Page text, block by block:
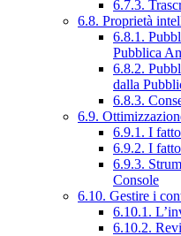
6.7.3.
6.8. Proprietà
6.8.1.
Pubblica
6.8.2.
dalla
6.8.3.
6.9.
6.9.1. I
6.9.2. I
6.9.3.
Console
6.10. Gestire i
6.10.1.
6.10.2.